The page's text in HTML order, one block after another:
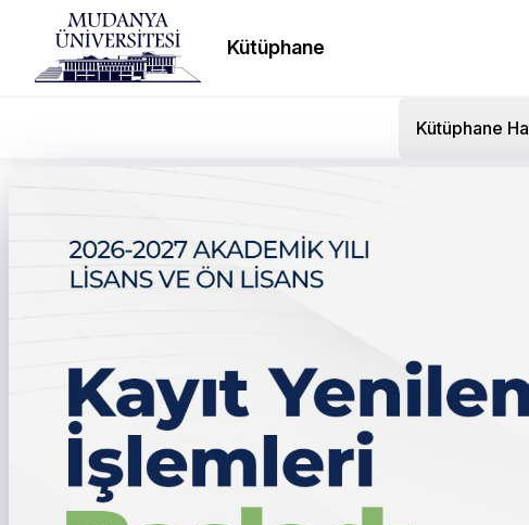
Kütüphane
Kütüphane
2024-2025 Akademik Yılı